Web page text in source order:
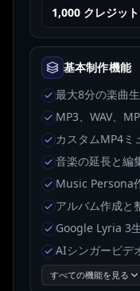
1,000 クレジッ
基本制作機能
最大8分の楽曲
MP3、WAV、
カスタムMP4ミ
音楽の延長と編
Music Persona
アルバム作成と
Google Lyria 3
AIシンガービデ
すべての機能を見る